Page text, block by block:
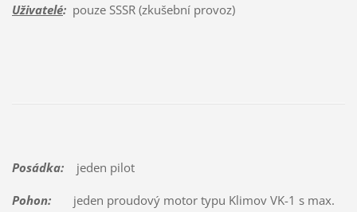
Uživatelé:pouze SSSR (zkušební provoz)
Posádka:jeden pilot
Pohon:jeden proudový motor typu Klimov VK-1 s max.